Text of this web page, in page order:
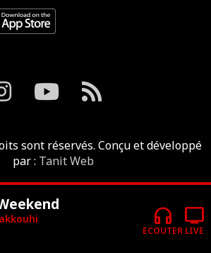
sont réservés. Conçu et développé
par : Tanit Web
headphones
ECOUTER
tv
LIVE